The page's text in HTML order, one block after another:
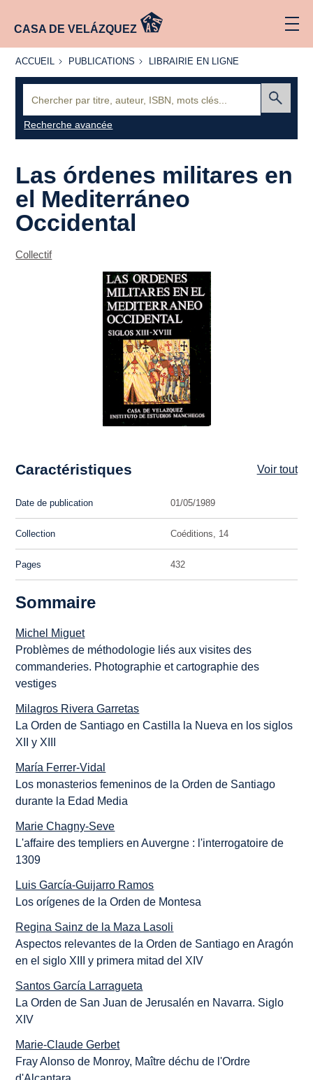
CASA DE VELÁZQUEZ
ACCUEIL
ACCUEIL PUBLICATIONS
PUBLICATIONS
LIBRAIRIE
LIBRAIRIE EN LIGNE
Recherche avancée
Las órdenes militares en
el Mediterráneo
Occidental
Collectif
Caractéristiques Voir tout
Date de publication 01/05/1989
Collection Coéditions, 14
Pages 432
Sommaire
Michel Miguet
Problèmes de méthodologie liés aux visites des
commanderies. Photographie et cartographie des
vestiges
Milagros Rivera Garretas
La Orden de Santiago en Castilla la Nueva en los siglos
XII y XIII
María Ferrer-Vidal
Los monasterios femeninos de la Orden de Santiago
durante la Edad Media
Marie Chagny-Seve
L'affaire des templiers en Auvergne : l'interrogatoire de
1309
Luis García-Guijarro Ramos
Los orígenes de la Orden de Montesa
Regina Sainz de la Maza Lasoli
Aspectos relevantes de la Orden de Santiago en Aragón
en el siglo XIII y primera mitad del XIV
Santos García Larragueta
La Orden de San Juan de Jerusalén en Navarra. Siglo
XIV
Marie-Claude Gerbet
Fray Alonso de Monroy, Maître déchu de l'Ordre